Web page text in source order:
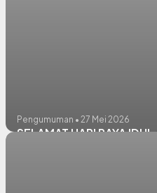
Pengumuman • 27 Mei 2026
SELAMAT HARI RAYA